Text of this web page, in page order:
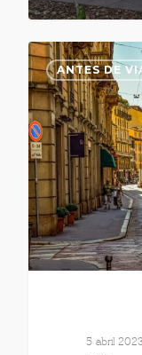
ANTES DE
5 abril 2023